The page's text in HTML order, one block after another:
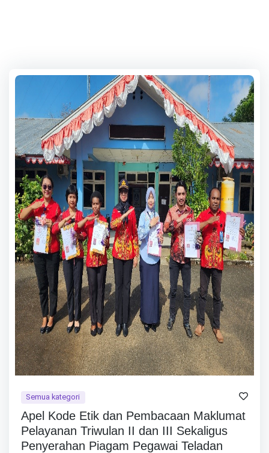
Semua kategori
Apel Kode Etik dan Pembacaan Maklumat
Pelayanan Triwulan II dan III Sekaligus
Penyerahan Piagam Pegawai Teladan